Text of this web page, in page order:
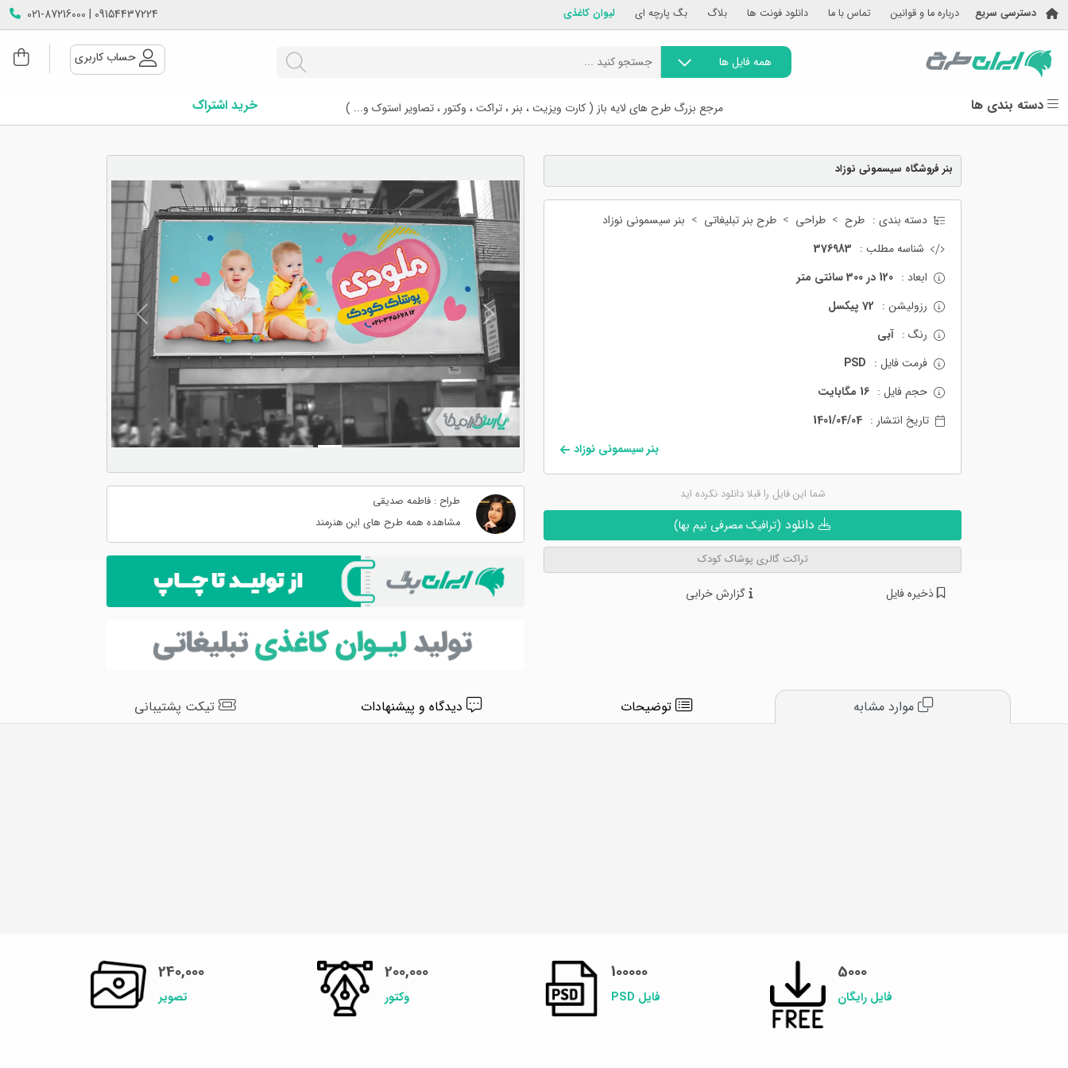
دسترسی سریع درباره ما و قوانین تماس با ما دانلود فونت ها بلاگ بگ پارچه ای لیوان کاغذی 09154437224 | 021-87216000
همه فایل ها حساب کاربری
دسته بندی ها مرجع بزرگ طرح های لایه باز ( کارت ویزیت ، بنر ، تراکت ، وکتور ، تصاویر استوک و... ) خرید اشتراک
بنر فروشگاه سیسمونی نوزاد
دسته بندی : طرح طراحی طرح بنر تبلیغاتی
بنر سیسمونی نوزاد
شناسه مطلب : 376983
ابعاد : 120 در 300 سانتی متر
رزولیشن : 72 پیکسل
رنگ : آبی
فرمت فایل : PSD
حجم فایل : 16 مگابایت
تاریخ انتشار : 1401/04/04
بنر سیسمونی نوزاد
شما این فایل را قبلا دانلود نکرده اید
(ترافیک مصرفی نیم بها)
تراکت گالری پوشاک کودک
ذخیره فایل گزارش خرابی
Previous
Next
طراح : فاطمه صدیقی
مشاهده همه طرح های این هنرمند
موارد مشابه تیکت پشتیبانی
5000
فایل رایگان
100000
فایل PSD
200,000
وکتور
240,000
تصویر